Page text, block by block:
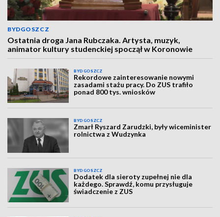
BYDGOSZCZ
Ostatnia droga Jana Rubczaka. Artysta, muzyk,
animator kultury studenckiej spoczął w Koronowie
BYDGOSZCZ
Rekordowe zainteresowanie nowymi
zasadami stażu pracy. Do ZUS trafiło
ponad 800 tys. wniosków
BYDGOSZCZ
Zmarł Ryszard Zarudzki, były wiceminister
rolnictwa z Wudzynka
BYDGOSZCZ
Dodatek dla sieroty zupełnej nie dla
każdego. Sprawdź, komu przysługuje
świadczenie z ZUS